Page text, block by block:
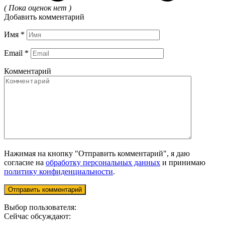
( Пока оценок нет )
Добавить комментарий
Имя *
Email *
Комментарий
Нажимая на кнопку "Отправить комментарий", я даю
согласие на обработку персональных данных и принимаю
политику конфиденциальности.
Выбор пользователя:
Сейчас обсуждают: